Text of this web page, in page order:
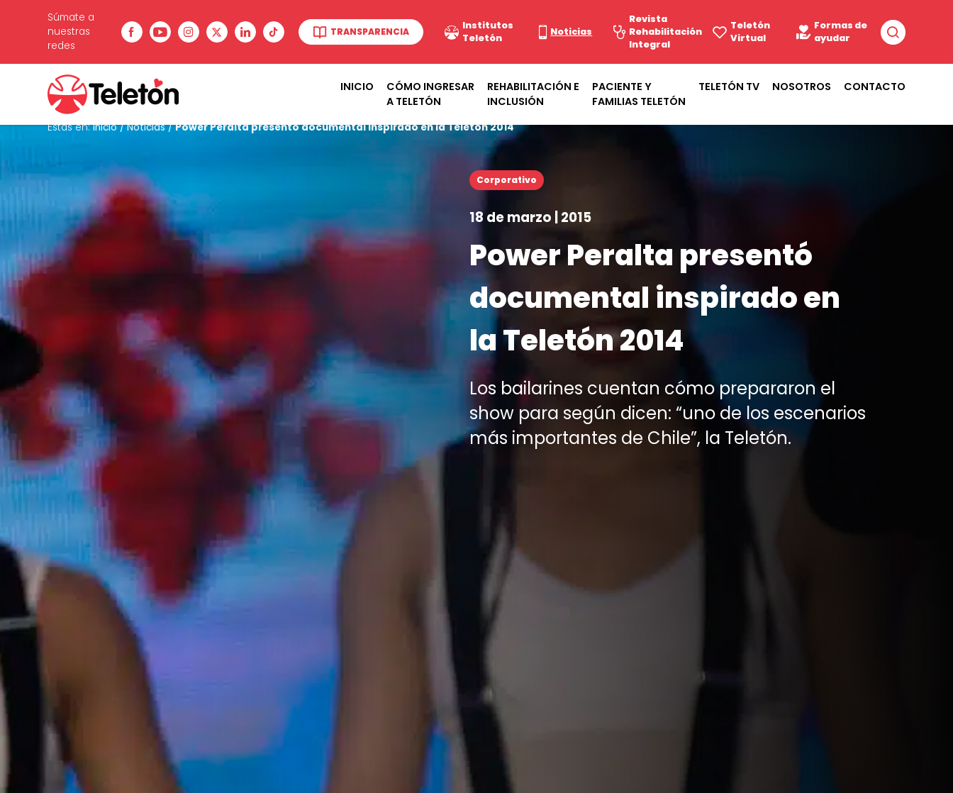
Súmate a
nuestras
redes
TRANSPARENCIA
Institutos
Teletón
Noticias
Revista
Rehabilitación
Integral
Teletón
Virtual
Formas de
ayudar
INICIO
CÓMO INGRESAR
A TELETÓN
REHABILITACIÓN E
INCLUSIÓN
PACIENTE Y
FAMILIAS TELETÓN
TELETÓN TV NOSOTROS CONTACTO
Estás en:Inicio/Noticias/Power Peralta presentó documental inspirado en la Teletón 2014
Corporativo
18 de marzo | 2015
Power Peralta presentó
documental inspirado en
la Teletón 2014
Los bailarines cuentan cómo prepararon el
show para según dicen: “uno de los escenarios
más importantes de Chile”, la Teletón.